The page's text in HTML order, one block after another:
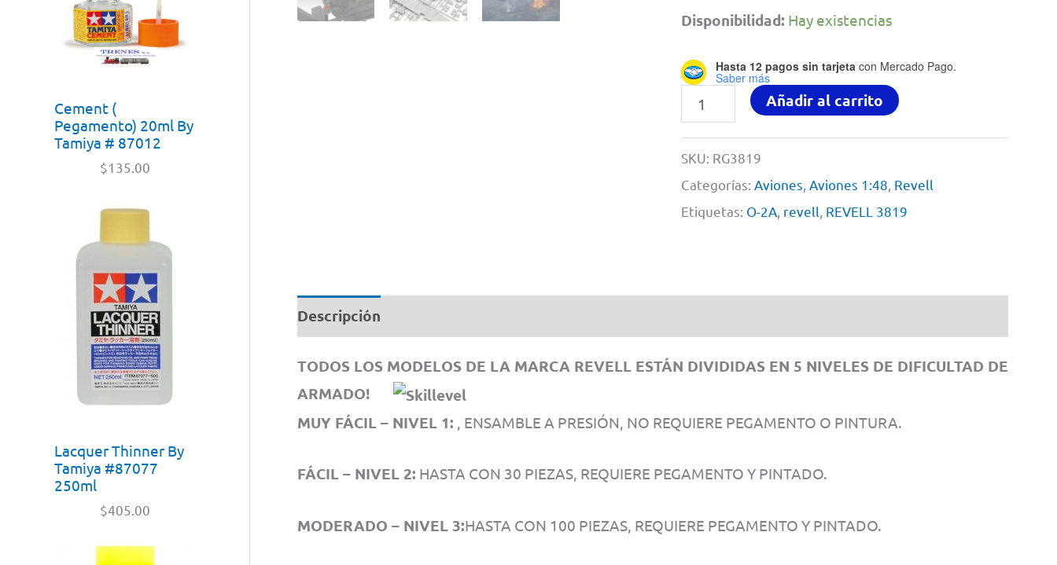
Cement (
Pegamento) 20ml By
Tamiya # 87012
$135.00
Lacquer Thinner By
Tamiya #87077
250ml
$405.00
Disponibilidad: Hay existencias
Hasta 12 pagos sin tarjetacon Mercado Pago.
Saber más
2A
By
Revell
#
Añadir al carrito
SKU: RG3819
Categorías: Aviones Aviones 1:48 Revell
Etiquetas: O-2A, revell REVELL 3819
Descripción
TODOS LOS MODELOS DE LA MARCA REVELL ESTÁN DIVIDIDAS EN 5 NIVELES DE DIFICULTAD DE
ARMADO!
MUY FÁCIL – NIVEL 1: , ENSAMBLE A PRESIÓN, NO REQUIERE PEGAMENTO O PINTURA.
FÁCIL – NIVEL 2: HASTA CON 30 PIEZAS, REQUIERE PEGAMENTO Y PINTADO.
MODERADO – NIVEL 3:HASTA CON 100 PIEZAS, REQUIERE PEGAMENTO Y PINTADO.